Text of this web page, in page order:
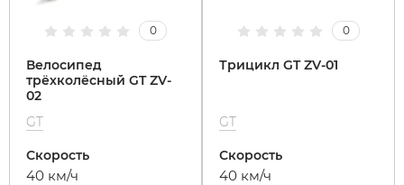
0
Велосипед
трёхколёсный GT ZV-
02
GT
Скорость
40 км/ч
0
Трицикл GT ZV-01
GT
Скорость
40 км/ч